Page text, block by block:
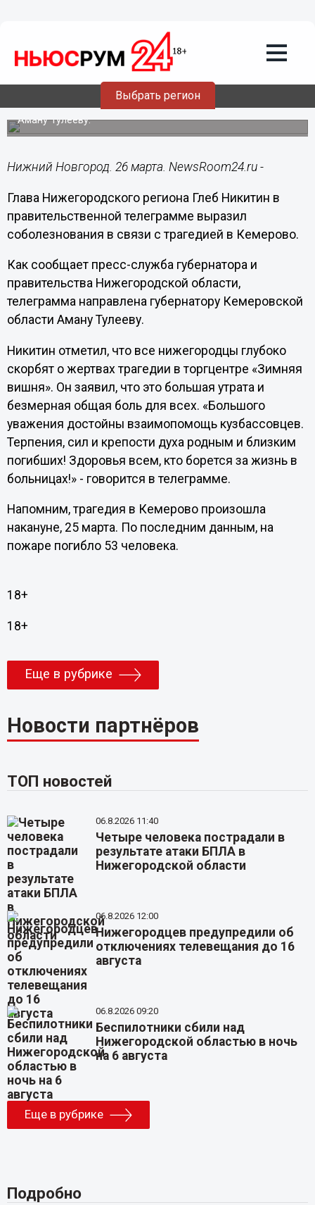
Выбрать регион
26.03.201813:52
Никитин выразил соболезнования
жителям Кемеровской области
Глава Нижегородской области направил телеграмму
Аману Тулееву.
Нижний Новгород. 26 марта. NewsRoom24.ru -
Глава Нижегородского региона Глеб Никитин в
правительственной телеграмме выразил
соболезнования в связи с трагедией в Кемерово.
Как сообщает пресс-служба губернатора и
правительства Нижегородской области,
телеграмма направлена губернатору Кемеровской
области Аману Тулееву.
Никитин отметил, что все нижегородцы глубоко
скорбят о жертвах трагедии в торгцентре «Зимняя
вишня». Он заявил, что это большая утрата и
безмерная общая боль для всех. «Большого
уважения достойны взаимопомощь кузбассовцев.
Терпения, сил и крепости духа родным и близким
погибших! Здоровья всем, кто борется за жизнь в
больницах!» - говорится в телеграмме.
Напомним, трагедия в Кемерово произошла
накануне, 25 марта. По последним данным, на
пожаре погибло 53 человека.
18+
18+
Еще в рубрике
Новости партнёров
ТОП новостей
06.8.2026 11:40
Четыре человека пострадали в
результате атаки БПЛА в
Нижегородской области
06.8.2026 12:00
Нижегородцев предупредили об
отключениях телевещания до 16
августа
06.8.2026 09:20
Беспилотники сбили над
Нижегородской областью в ночь
на 6 августа
Еще в рубрике
Подробно